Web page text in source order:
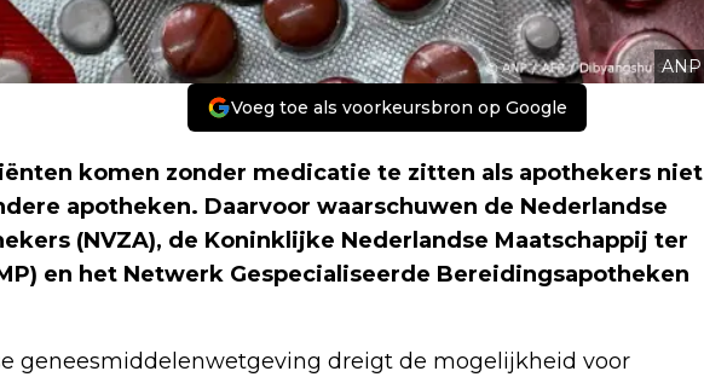
ANP
Voeg toe als voorkeursbron op Google
komen zonder medicatie te zitten als apothekers niet
apotheken. Daarvoor waarschuwen de Nederlandse
(NVZA), de Koninklijke Nederlandse Maatschappij ter
en het Netwerk Gespecialiseerde Bereidingsapotheken
geneesmiddelenwetgeving dreigt de mogelijkheid voor